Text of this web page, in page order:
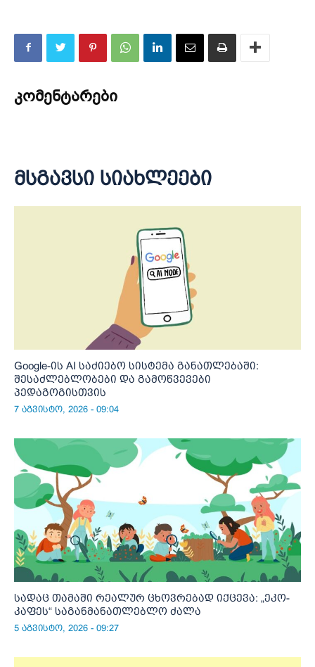
კომენტარები
მსგავსი სიახლეები
Google-ის AI საძიებო სისტემა განათლებაში:
შესაძლებლობები და გამოწვევები
პედაგოგისთვის
7 აგვისტო, 2026 - 09:04
სადაც თამაში რეალურ ცხოვრებად იქცევა: „ეკო-
კაფეს“ საგანმანათლებლო ძალა
5 აგვისტო, 2026 - 09:27